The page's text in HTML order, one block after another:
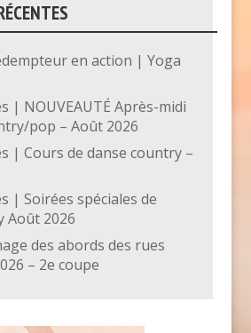
en action | Yoga
| NOUVEAUTÉ Après-midi
pop – Août 2026
| Cours de danse country –
| Soirées spéciales de
Août 2026
des abords des rues
– 2e coupe